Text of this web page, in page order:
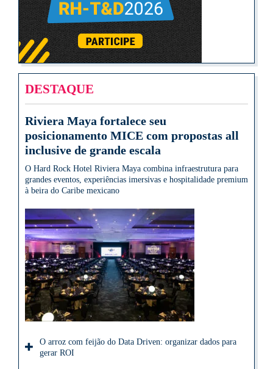
DESTAQUE
Riviera Maya fortalece seu
posicionamento MICE com propostas all
inclusive de grande escala
O Hard Rock Hotel Riviera Maya combina infraestrutura para
grandes eventos, experiências imersivas e hospitalidade premium
à beira do Caribe mexicano
O arroz com feijão do Data Driven: organizar dados para
gerar ROI